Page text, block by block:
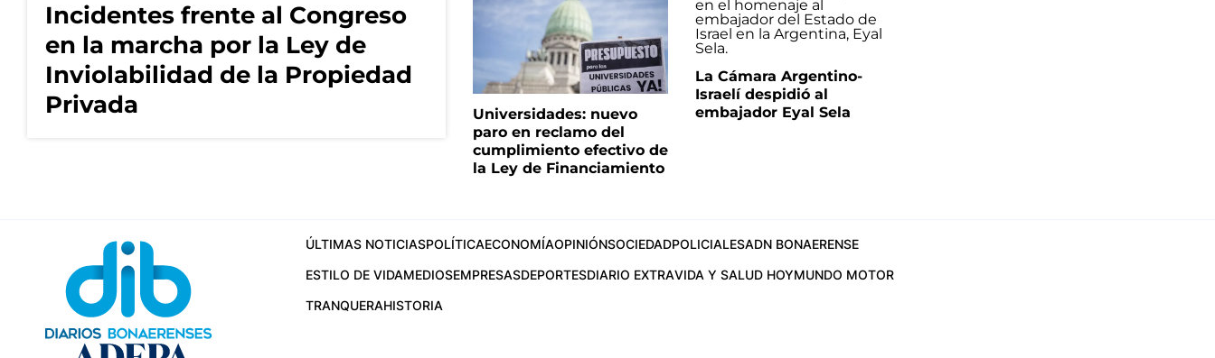
Incidentes frente al Congreso
en la marcha por la Ley de
Inviolabilidad de la Propiedad
Privada
Universidades: nuevo
paro en reclamo del
cumplimiento efectivo de
la Ley de Financiamiento
La Cámara Argentino-
Israelí despidió al
embajador Eyal Sela
ÚLTIMAS NOTICIASPOLÍTICAECONOMÍAOPINIÓNSOCIEDADPOLICIALESADN BONAERENSE
ESTILO DE VIDAMEDIOSEMPRESASDEPORTESDIARIO EXTRAVIDA Y SALUD HOYMUNDO MOTOR
TRANQUERAHISTORIA